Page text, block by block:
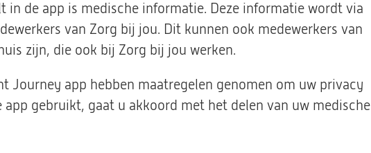
nieuwe
tab)
in de app is medische informatie. Deze informatie wordt via
van Zorg bij jou. Dit kunnen ook medewerkers van
zijn, die ook bij Zorg bij jou werken.
Journey app hebben maatregelen genomen om uw privacy
app gebruikt, gaat u akkoord met het delen van uw medische